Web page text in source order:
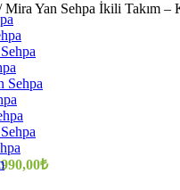
Sehpa
Mira Yan Sehpa İkili Takım –
₺